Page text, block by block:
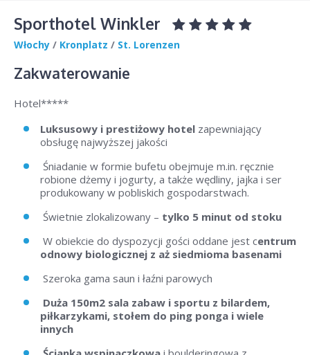
Sporthotel Winkler
Włochy / Kronplatz / St. Lorenzen
Zakwaterowanie
Hotel*****
Luksusowy i prestiżowy hotel zapewniający
obsługę najwyższej jakości
Śniadanie w formie bufetu obejmuje m.in. ręcznie
robione dżemy i jogurty, a także wędliny, jajka i ser
produkowany w pobliskich gospodarstwach.
Świetnie zlokalizowany – tylko 5 minut od stoku
W obiekcie do dyspozycji gości oddane jest centrum
odnowy biologicznej z aż siedmioma basenami
Szeroka gama saun i łaźni parowych
Duża 150m2 sala zabaw i sportu z bilardem,
piłkarzykami, stołem do ping ponga i wiele
innych